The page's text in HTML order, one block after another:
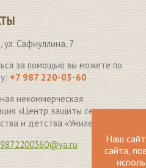
ул. Сафиуллина, 7
за помощью вы можете по
+7 987 220-03-60
некоммерческая
«Центр защиты семьи,
и детства «Умиление» .
Наш
сайта,